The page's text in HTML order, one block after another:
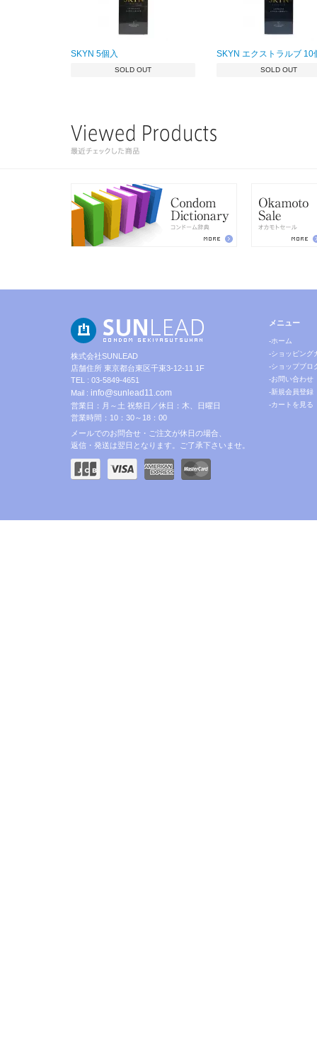
SKYN 5個入
SOLD OUT
SKYN エクストラルブ 10
SOLD OUT
株式会社SUNLEAD
店舗住所 東京都台東区千束3-12-11 1F
TEL : 03-5849-4651
Mail : info@sunlead11.com
営業日：月～土 祝祭日／休日：木、日曜日
営業時間：10：30～18：00
メールでのお問合せ・ご注文が休日の場合、
返信・発送は翌日となります。ご了承下さいませ。
メニュー
-ホーム
-ショッピング
-ショップブロ
-お問い合わせ
-新規会員登録
-カートを見る